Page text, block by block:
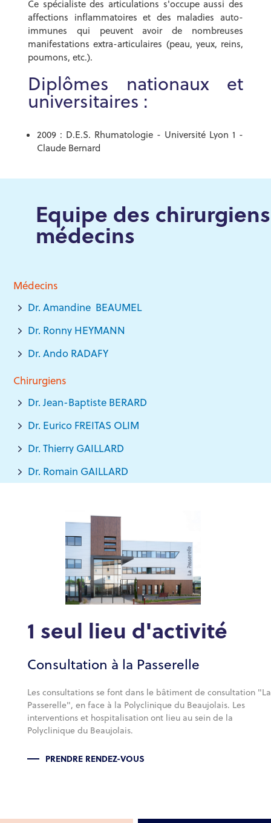
Ce spécialiste des articulations s'occupe aussi des
affections inflammatoires et des maladies auto-
immunes qui peuvent avoir de nombreuses
manifestations extra-articulaires (peau, yeux, reins,
poumons, etc.).
Diplômes nationaux et
universitaires :
2009 : D.E.S. Rhumatologie - Université Lyon 1 -
Claude Bernard
Equipe des
médecins
Médecins
Dr. Amandine BEAUMEL
Dr. Ronny HEYMANN
Dr. Ando RADAFY
Chirurgiens
Dr. Jean-Baptiste BERARD
Dr. Eurico FREITAS OLIM
Dr. Thierry GAILLARD
Dr. Romain GAILLARD
1 seul lieu d'activité
Consultation à la Passerelle
Les consultations se font dans le bâtiment de consultation "La
Passerelle", en face à la Polyclinique du Beaujolais. Les
interventions et hospitalisation ont lieu au sein de la
Polyclinique du Beaujolais.
PRENDRE RENDEZ-VOUS